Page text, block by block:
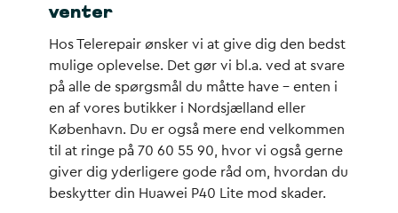
venter
Hos Telerepair ønsker vi at give dig den bedst
mulige oplevelse. Det gør vi bl.a. ved at svare
på alle de spørgsmål du måtte have – enten i
en af vores butikker i Nordsjælland eller
København. Du er også mere end velkommen
til at ringe på 70 60 55 90, hvor vi også gerne
giver dig yderligere gode råd om, hvordan du
beskytter din Huawei P40 Lite mod skader.